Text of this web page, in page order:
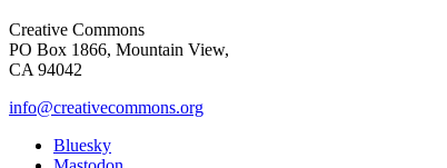
Creative Commons
PO Box 1866, Mountain View,
CA 94042
info@creativecommons.org
Bluesky